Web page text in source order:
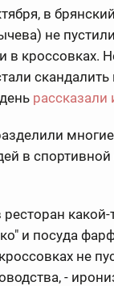
в
не
в кроссовках.
рассказали
в
и посуда
не
-